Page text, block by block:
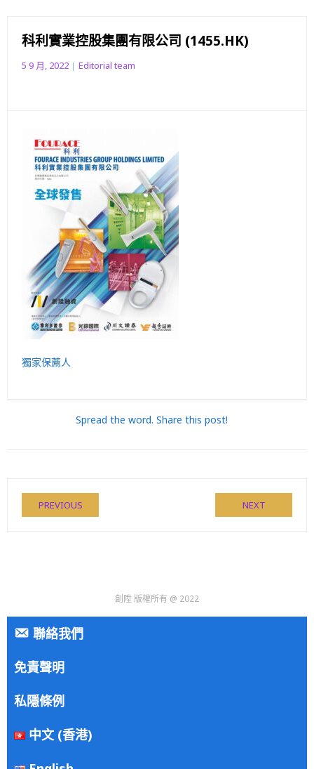
科利實業控股集團有限公司 (1455.HK)
5 9 月, 2022 Editorial team
獨家保薦人
Spread the word. Share this post!
PREVIOUS NEXT
創陞 版權所有 @ 2022
聯絡我們
免責聲明
私隱條例
中文 (香港)